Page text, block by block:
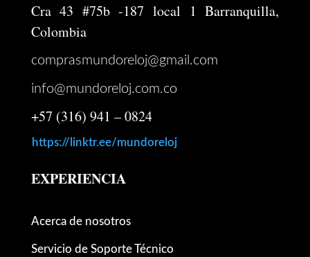
Cra 43 #75b -187 local 1 Barranquilla,
Colombia
comprasmundoreloj@gmail.com
info@mundoreloj.com.co
+57 (316) 941 – 0824
https://linktr.ee/mundoreloj
EXPERIENCIA
Acerca de nosotros
Servicio de Soporte Técnico